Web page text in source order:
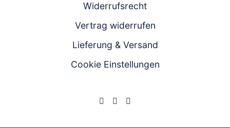
Widerrufsrecht
Vertrag widerrufen
Lieferung & Versand
Cookie Einstellungen